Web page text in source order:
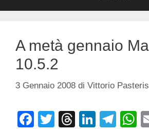
A metà gennaio
10.5.2
3 Gennaio 2008 di Vittorio Pasteris
F
T
T
Li
T